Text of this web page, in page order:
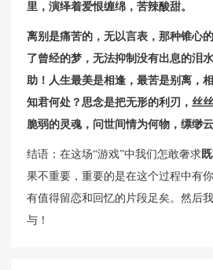
里，演绎着爱恨缠绵，苦辣酸甜。
离别是痛苦的，无以言表，那种锥心
了曾经的梦，无法抑制没有出息的泪
助！人生最美是相逢，最苦是别离，
知君何处？思念是把无形的利刃，丝
脆弱的灵魂，问世间情为何物，缥缈
结语：在这场“游戏”中我们怎敢奢求
果不重要，重要的是在这个过程中有
有值得留恋和回忆的片段足矣。然后
与！